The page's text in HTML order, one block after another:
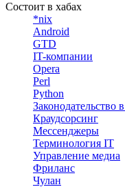
Состоит в хабах
*nix
Android
GTD
IT-компании
Opera
Perl
Python
Законодательство
Краудсорсинг
Мессенджеры
Терминология IT
Управление медиа
Фриланс
Чулан